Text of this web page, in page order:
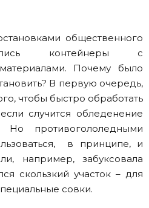
общественного
контейнеры с
Почему было
В первую очередь,
чтобы быстро обработать
случится обледенение
противогололедными
в принципе, и
например, забуксовала
скользкий участок – для
совки.